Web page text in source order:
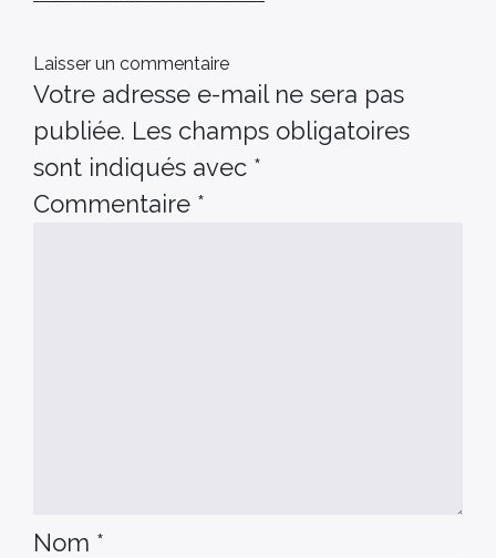
Laisser un commentaire
Votre adresse e-mail ne sera pas
publiée. Les champs obligatoires
sont indiqués avec *
Commentaire *
Nom *